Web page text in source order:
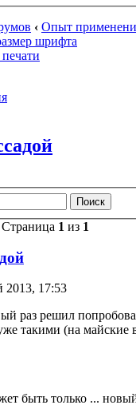
‹ Опыт
шрифта
1 из 1
2013, 17:53
раз решил
такими (на
быть только ...